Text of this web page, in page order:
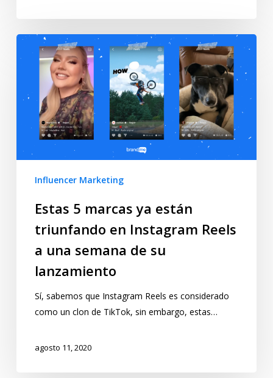
Influencer Marketing
Estas 5 marcas ya están
triunfando en Instagram Reels
a una semana de su
lanzamiento
Sí, sabemos que Instagram Reels es considerado
como un clon de TikTok, sin embargo, estas…
agosto 11, 2020